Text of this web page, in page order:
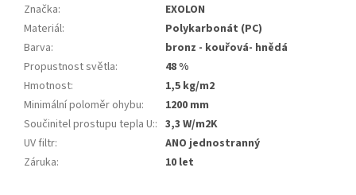
Značka:
EXOLON
Materiál:
Polykarbonát (PC)
Barva:
bronz - kouřová- hnědá
Propustnost světla:
48 %
Hmotnost:
1,5 kg/m2
Minimální poloměr ohybu:
1200 mm
Součinitel prostupu tepla U:: 3,3 W/m2K
UV filtr:
ANO jednostranný
Záruka: 10 let